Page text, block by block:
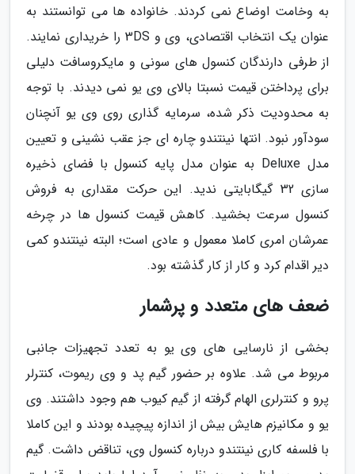
به وخامت اوضاع نمی کردند. خانواده ها می توانستند به
عنوان یک انتخاب اقتصادی، وی و 3DS را خریداری نمایند.
از طرفی دارندگان کنسول های سونی و مایکروسافت دلیلی
برای پرداختن قیمت نسبتا بالای وی یو نمی دیدند. با توجه
به محدودیت ذکر شده، سرمایه گذاری روی وی یو آنچنان
سودآور نبود. انتها نینتندو چاره ای جز عقب نشینی و تعیین
مدل Deluxe به عنوان مدل پایه کنسول با فضای ذخیره
سازی 32 گیگابایتی ندید. این حرکت مقداری به فروش
کنسول سرعت بخشید. کاهش قیمت کنسول ها در چرخه
عمرشان امری کاملا معمول و عادی است؛ البته نینتندو کمی
دیر اقدام کرد و کار از کار گذشته بود.
ضعف های متعدد و پرشمار
بخشی از نارسایی های وی یو به تعدد تجهیزات جانبی
مربوط می شد. علاوه بر حضور گیم پد و وی ریموت، کنترلر
پرو و کنترلری الهام گرفته از گیم کیوب هم وجود داشتند. وی
یو و مکانیزم هایش بیش از اندازه پیچیده بودند و این کاملا
با فلسفه کاری نینتندو درباره کنسول وی، تناقض داشت. گیم